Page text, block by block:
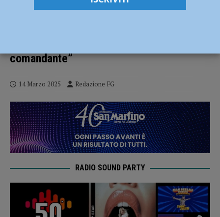
Porta abbattuta alla polizia locale,
comandante”
14 Marzo 2025 Redazione FG
RADIO SOUND PARTY